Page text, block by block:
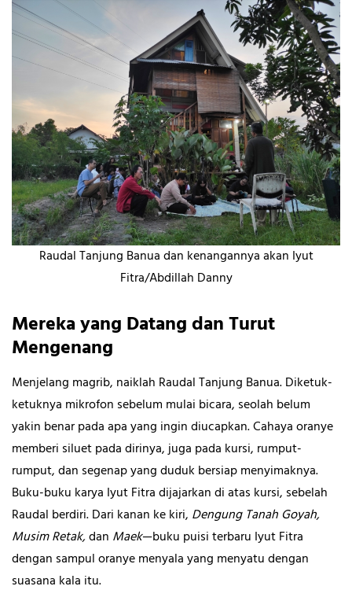
Raudal Tanjung Banua dan kenangannya akan Iyut
Fitra/Abdillah Danny
Mereka yang Datang dan Turut
Mengenang
Menjelang magrib, naiklah Raudal Tanjung Banua. Diketuk-
ketuknya mikrofon sebelum mulai bicara, seolah belum
yakin benar pada apa yang ingin diucapkan. Cahaya oranye
memberi siluet pada dirinya, juga pada kursi, rumput-
rumput, dan segenap yang duduk bersiap menyimaknya.
Buku-buku karya Iyut Fitra dijajarkan di atas kursi, sebelah
Raudal berdiri. Dari kanan ke kiri, Dengung Tanah Goyah,
Musim Retak,dan Maek—buku puisi terbaru Iyut Fitra
dengan sampul oranye menyala yang menyatu dengan
suasana kala itu.